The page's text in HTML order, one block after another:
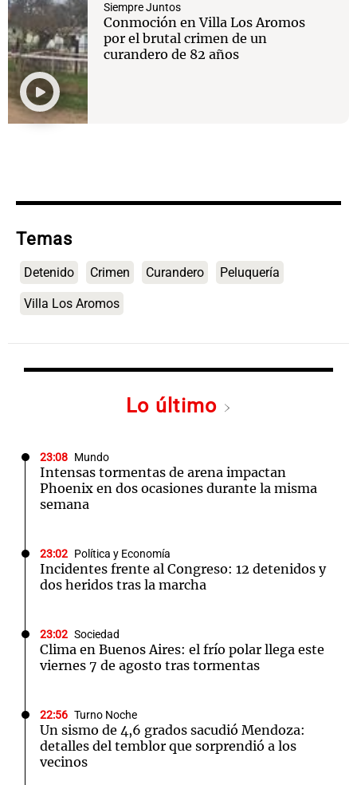
Siempre Juntos
Conmoción en Villa Los Aromos
por el brutal crimen de un
curandero de 82 años
Temas
Detenido Crimen Curandero Peluquería
Villa Los Aromos
Lo último
23:08 Mundo
Intensas tormentas de arena impactan
Phoenix en dos ocasiones durante la misma
semana
23:02 Política y Economía
Incidentes frente al Congreso: 12 detenidos y
dos heridos tras la marcha
23:02 Sociedad
Clima en Buenos Aires: el frío polar llega este
viernes 7 de agosto tras tormentas
22:56 Turno Noche
Un sismo de 4,6 grados sacudió Mendoza:
detalles del temblor que sorprendió a los
vecinos